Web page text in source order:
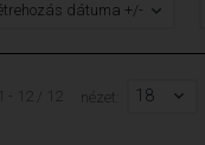
dátuma +/-
- 12 / 12 nézet: 18